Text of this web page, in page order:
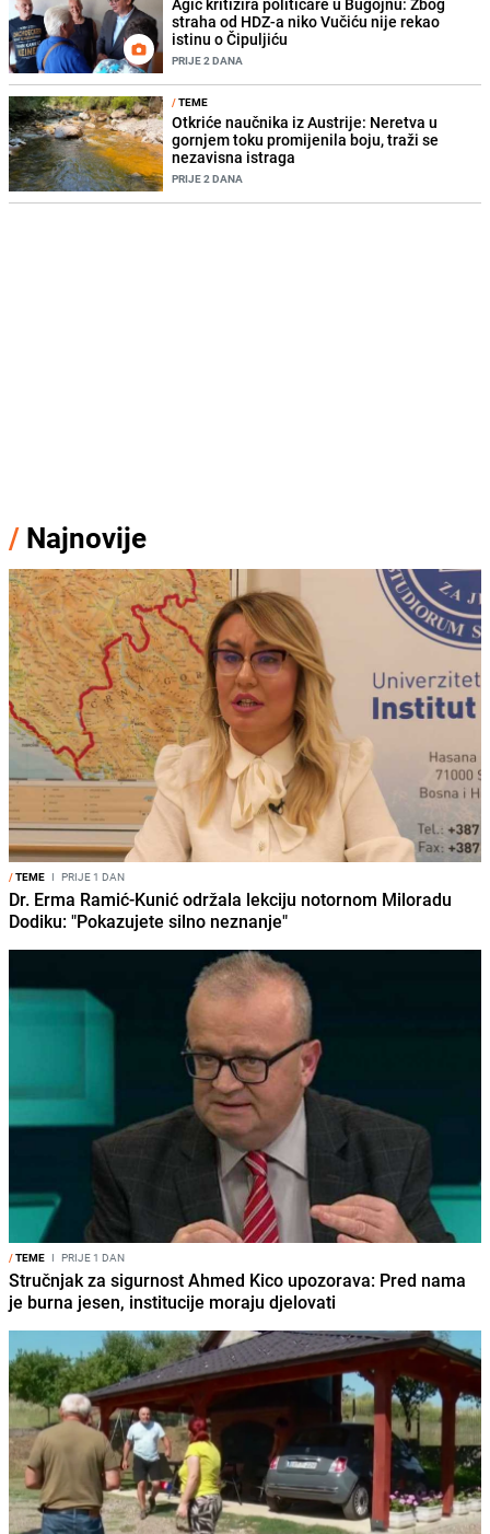
straha od HDZ-a niko Vučiću nije rekao
istinu o Čipuljiću
PRIJE 2 DANA
/TEME
Otkriće naučnika iz Austrije: Neretva u
gornjem toku promijenila boju, traži se
nezavisna istraga
PRIJE 2 DANA
/ Najnovije
/TEME I PRIJE 1 DAN
Dr. Erma Ramić-Kunić održala lekciju notornom Miloradu
Dodiku: "Pokazujete silno neznanje"
/TEME I PRIJE 1 DAN
Stručnjak za sigurnost Ahmed Kico upozorava: Pred nama
je burna jesen, institucije moraju djelovati